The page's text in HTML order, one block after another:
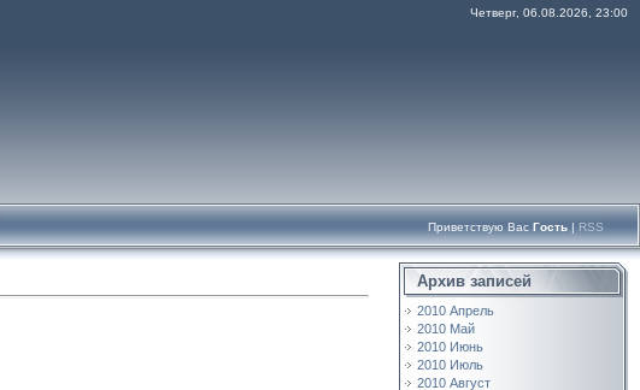
Четверг, 06.08.2026, 23:00
Приветствую Вас Гость | RSS
Архив записей
2010 Апрель
2010 Май
2010 Июнь
2010 Июль
2010 Август